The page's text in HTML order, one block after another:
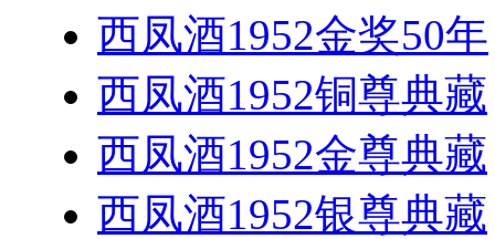
西凤酒1952金奖50年
西凤酒1952铜尊典藏
西凤酒1952金尊典藏
西凤酒1952银尊典藏